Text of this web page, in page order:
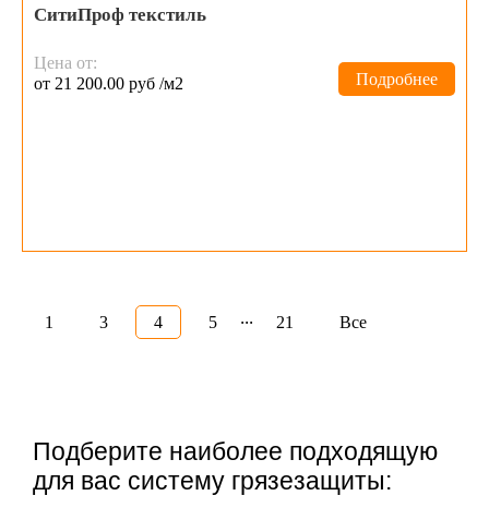
СитиПроф текстиль
Цена от:
от 21 200.00 руб /м2
Подробнее
1 3 4 5 ... 21 Все
Подберите наиболее подходящую
для вас систему грязезащиты: